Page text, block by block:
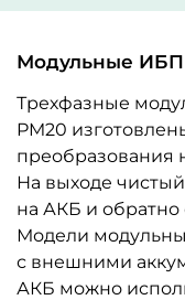
Модульные ИБП
Трехфазные
PM20
преобразования
На выходе
на АКБ и обратно
Модели
с внешними
АКБ можно